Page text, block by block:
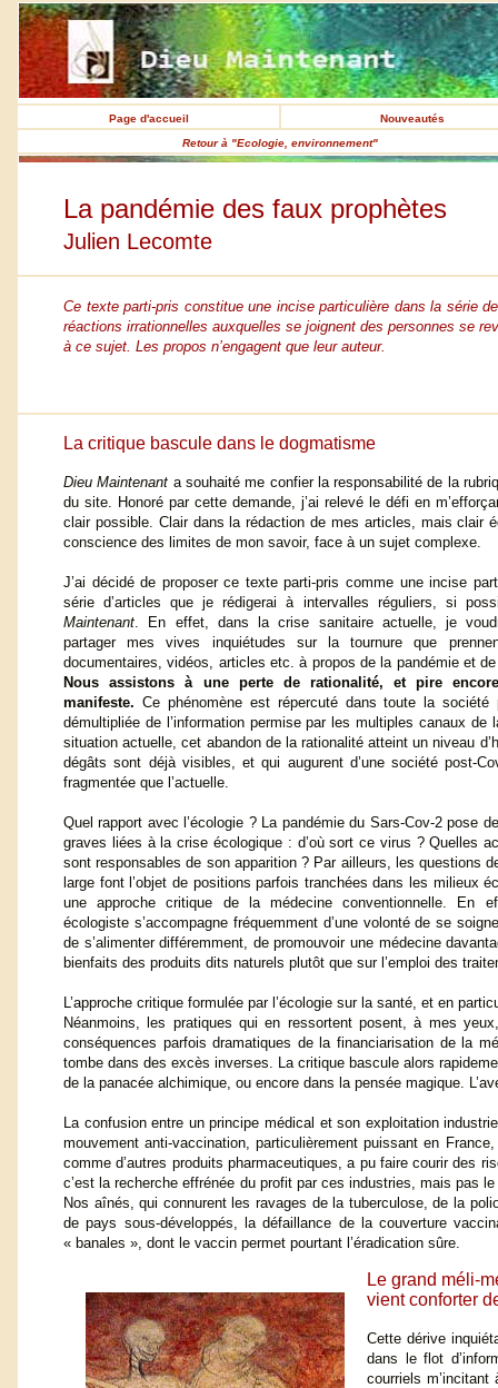
Page d'accueil
Nouveautés
Retour à "Ecologie, environnement"
La pandémie des faux prophètes
Julien Lecomte
Ce texte parti-pris constitue une incise particulière dans la série
réactions irrationnelles auxquelles se joignent des personnes se
à ce sujet. Les propos n’engagent que leur auteur.
La critique bascule dans le dogmatisme
Dieu Maintenant a souhaité me confier la responsabilité de la
du site. Honoré par cette demande, j’ai relevé le défi en
clair possible. Clair dans la rédaction de mes articles, mais clair
conscience des limites de mon savoir, face à un sujet complexe.
J’ai décidé de proposer ce texte parti-pris comme une incise
série d’articles que je rédigerai à intervalles réguliers, si
Maintenant. En effet, dans la crise sanitaire actuelle, je
partager mes vives inquiétudes sur la tournure que
documentaires, vidéos, articles etc. à propos de la pandémie et
Nous assistons à une perte de rationalité, et pire
manifeste. Ce phénomène est répercuté dans toute la société
démultipliée de l’information permise par les multiples canaux de
situation actuelle, cet abandon de la rationalité atteint un niveau
dégâts sont déjà visibles, et qui augurent d’une société post-
fragmentée que l’actuelle.
Quel rapport avec l’écologie ? La pandémie du Sars-Cov-2 pose
graves liées à la crise écologique : d’où sort ce virus ? Quelles
sont responsables de son apparition ? Par ailleurs, les questions
large font l’objet de positions parfois tranchées dans les milieux
une approche critique de la médecine conventionnelle. En
écologiste s’accompagne fréquemment d’une volonté de se
de s’alimenter différemment, de promouvoir une médecine
bienfaits des produits dits naturels plutôt que sur l’emploi des
L’approche critique formulée par l’écologie sur la santé, et en
Néanmoins, les pratiques qui en ressortent posent, à mes
conséquences parfois dramatiques de la financiarisation de la
tombe dans des excès inverses. La critique bascule alors
de la panacée alchimique, ou encore dans la pensée magique.
La confusion entre un principe médical et son exploitation
mouvement anti-vaccination, particulièrement puissant en
comme d’autres produits pharmaceutiques, a pu faire courir des
c’est la recherche effrénée du profit par ces industries, mais pas
Nos aînés, qui connurent les ravages de la tuberculose, de la
de pays sous-développés, la défaillance de la couverture
« banales », dont le vaccin permet pourtant l’éradication sûre.
Le grand méli-
vient conforter
Cette dérive
dans le flot
courriels